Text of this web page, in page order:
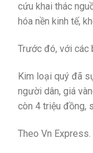
cứu khai thác
hóa nền kinh tế,
Trước đó, với các
Kim loại quý đã
người dân, giá
còn 4 triệu đồng,
Theo Vn Express.